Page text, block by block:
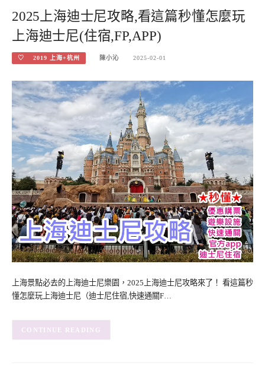
2025上海迪士尼攻略,看這篇秒懂怎麼玩
上海迪士尼(住宿,FP,APP)
♡ 2019 上海+杭州 陳小沁 2025-02-01
上海景點必去的上海迪士尼樂園，2025上海迪士尼攻略來了！ 看這篇秒
懂怎麼玩上海迪士尼（迪士尼住宿,快速通關F…
CONTINUE READING